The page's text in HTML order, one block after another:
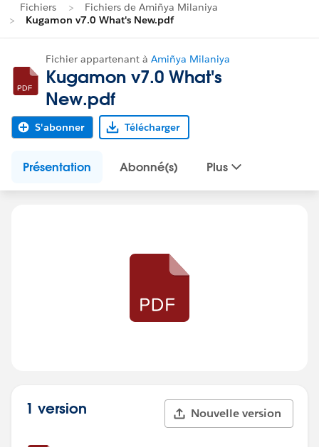
Fichiers
Fichiers de Amiñya Milaniya
Kugamon v7.0 What's New.pdf
Fichier appartenant à Amiñya Milaniya
Kugamon v7.0 What's
New.pdf
S'abonner Télécharger
Présentation Abonné(s) Plus
1 version Nouvelle version